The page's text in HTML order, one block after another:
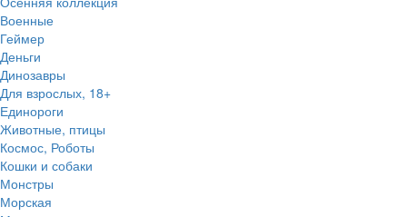
Военные
Геймер
Деньги
Динозавры
Для взрослых, 18+
Единороги
Животные, птицы
Космос, Роботы
Кошки и собаки
Монстры
Морская